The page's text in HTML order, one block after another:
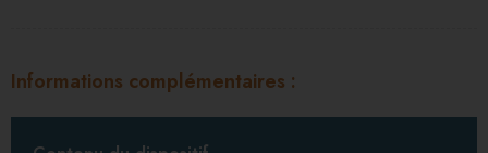
Informations complémentaires